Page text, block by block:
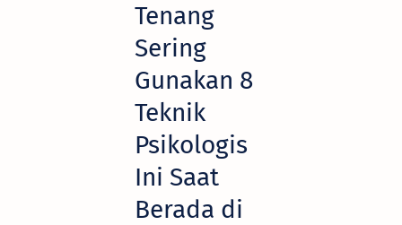
Tenang
Sering
Gunakan 8
Teknik
Psikologis
Ini Saat
Berada di